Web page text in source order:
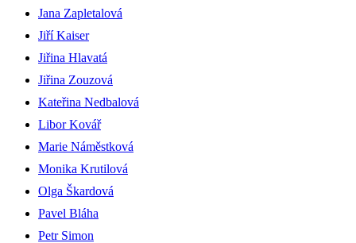
Jana Zapletalová
Jiří Kaiser
Jiřina Hlavatá
Jiřina Zouzová
Kateřina Nedbalová
Libor Kovář
Marie Náměstková
Monika Krutilová
Olga Škardová
Pavel Bláha
Petr Simon